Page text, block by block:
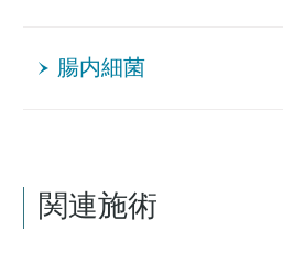
腸内細菌
関連施術